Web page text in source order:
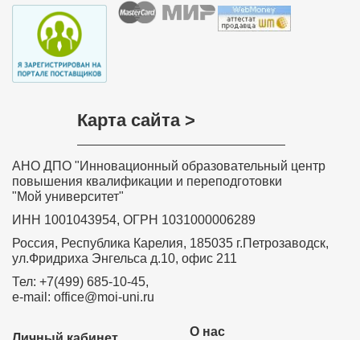
Карта сайта >
АНО ДПО "Инновационный образовательный центр
повышения квалификации и переподготовки
"Мой университет"
ИНН 1001043954, ОГРН 1031000006289
Россия, Республика Карелия, 185035 г.Петрозаводск,
ул.Фридриха Энгельса д.10, офис 211
Тел: +7(499) 685-10-45,
e-mail: office@moi-uni.ru
О нас